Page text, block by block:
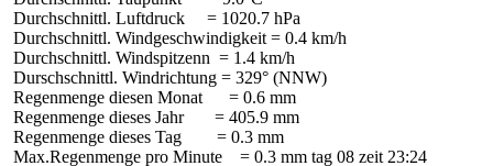
Durchschnittl. Luftdruck     = 1020.7 hPa
Durchschnittl. Windgeschwindigkeit = 0.4 km/h
Durchschnittl. Windspitzenn  = 1.4 km/h
Durschschnittl. Windrichtung = 329° (NNW)
Regenmenge diesen Monat      = 0.6 mm
Regenmenge dieses Jahr       = 405.9 mm
Regenmenge dieses Tag        = 0.3 mm